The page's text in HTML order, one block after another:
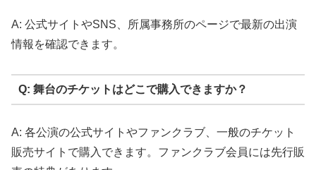
A: 公式サイトやSNS、所属事務所のページで最新の出演
情報を確認できます。
Q: 舞台のチケットはどこで購入できますか？
A: 各公演の公式サイトやファンクラブ、一般のチケット
販売サイトで購入できます。ファンクラブ会員には先行販